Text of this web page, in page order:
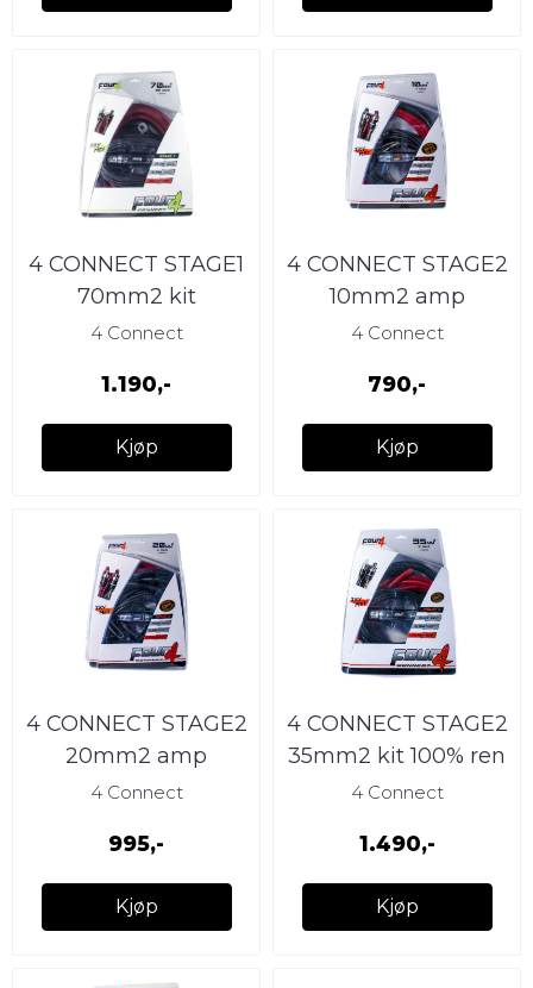
4 CONNECT STAGE1
70mm2 kit
4 Connect
1.190,-
Kjøp
4 CONNECT STAGE2
10mm2 amp
installation kit 100%
4 Connect
790,-
Kjøp
4 CONNECT STAGE2
20mm2 amp
installation kit 100%
4 Connect
995,-
Kjøp
4 CONNECT STAGE2
35mm2 kit 100% ren
kobber
4 Connect
1.490,-
Kjøp